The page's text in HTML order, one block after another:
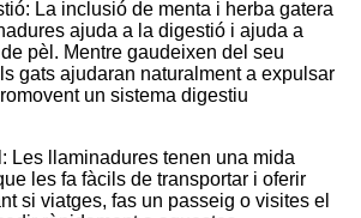
La inclusió de menta i herba gatera
ajuda a la digestió i ajuda a
pèl. Mentre gaudeixen del seu
gats ajudaran naturalment a expulsar
un sistema digestiu
Les llaminadures tenen una mida
les fa fàcils de transportar i oferir
si viatges, fas un passeig o visites el